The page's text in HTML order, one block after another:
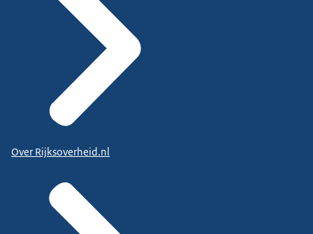
Over Rijksoverheid.nl